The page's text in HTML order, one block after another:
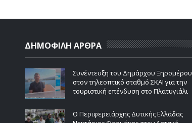
ΔΗΜΟΦΙΛΗ ΑΡΘΡΑ
Συνέντευξη του Δημάρχου Ξηρομέρου
στον τηλεοπτικό σταθμό ΣΚΑΙ για την
τουριστική επένδυση στο Πλατυγιάλι
Ο Περιφερειάρχης Δυτικής Ελλάδας